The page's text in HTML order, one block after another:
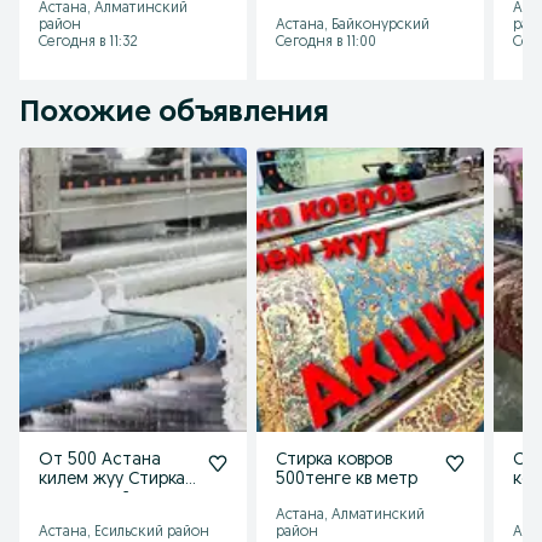
доставкой.
Астана, Алматинский
район
Сегодня в 11:32
Астана, Байконурский
Сегодня в 11:00
Похожие объявления
От 500 Астана
килем жуу Стирка
Астана
Астана, Есильский район
Стирка ковров
500тенге кв метр
Астана, Алматинский
район